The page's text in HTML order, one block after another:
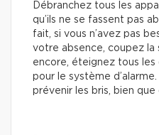
Débranchez tous les
qu’ils ne se fassent pas
fait, si vous n’avez pas
votre absence, coupez la
encore, éteignez tous les
pour le système
prévenir les bris, bien que